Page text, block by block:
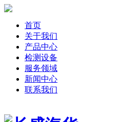
首页
关于我们
产品中心
检测设备
服务领域
新闻中心
联系我们